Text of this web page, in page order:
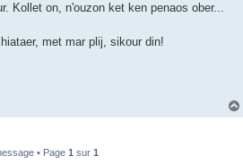
Kollet on, n'ouzon ket ken penaos ober...
met mar plij, sikour din!
• Page 1 sur 1